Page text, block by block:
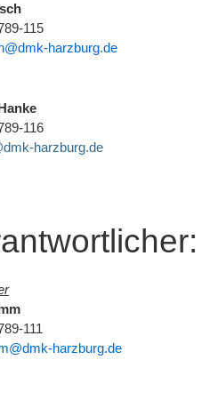
115
harzburg.de
116
harzburg.de
111
harzburg.de